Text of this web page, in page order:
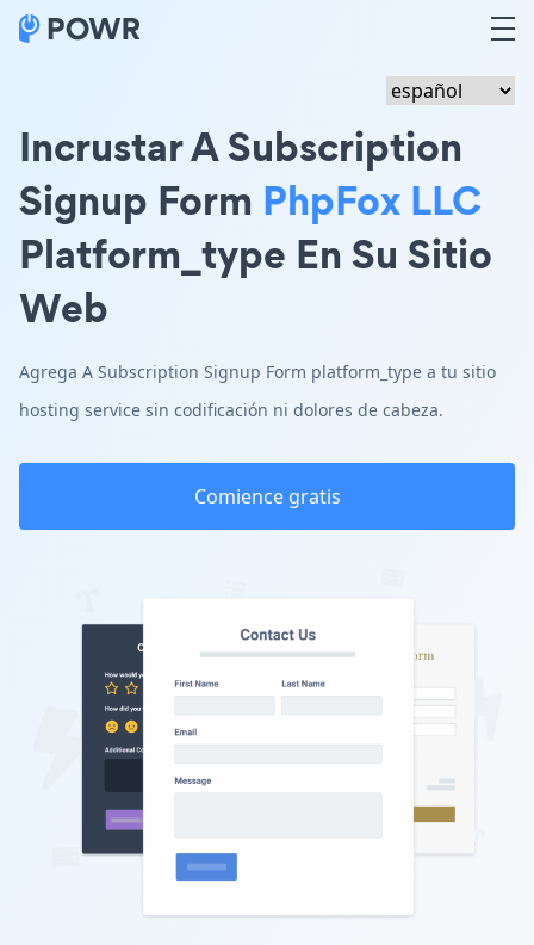
Incrustar A Subscription
Signup Form PhpFox LLC
Platform_type En Su Sitio
Web
Agrega A Subscription Signup Form platform_type a tu sitio
hosting service sin codificación ni dolores de cabeza.
Comience gratis